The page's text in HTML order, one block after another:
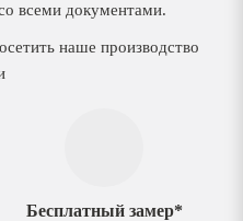
всеми документами.
наше производство
Бесплатный замер*